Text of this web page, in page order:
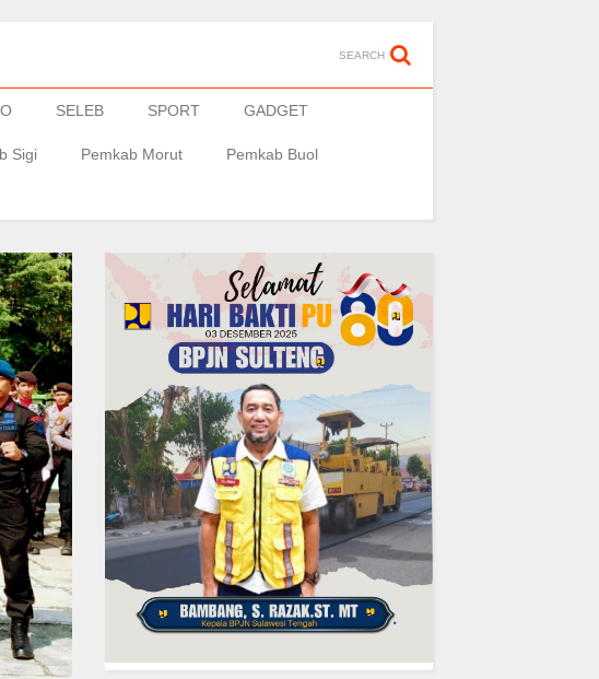
SEARCH
SELEB SPORT GADGET
Sigi Pemkab Morut Pemkab Buol